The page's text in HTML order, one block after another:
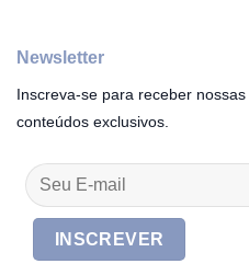
Newsletter
Inscreva-se para receber
conteúdos exclusivos.